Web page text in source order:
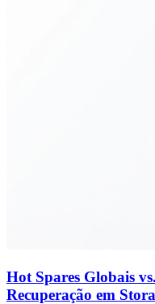
Hot Spares Globais
Recuperação em